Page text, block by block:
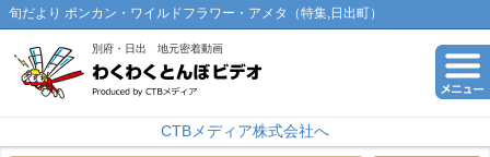
旬だより ポンカン・ワイルドフラワー・アメタ（特集,日出町）
別府・日出 地元密着動画
CTBメディア株式会社へ